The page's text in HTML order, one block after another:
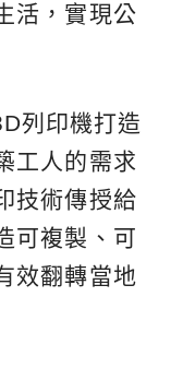
活，實現公
列印機打造
工人的需求
技術傳授給
可複製、可
效翻轉當地